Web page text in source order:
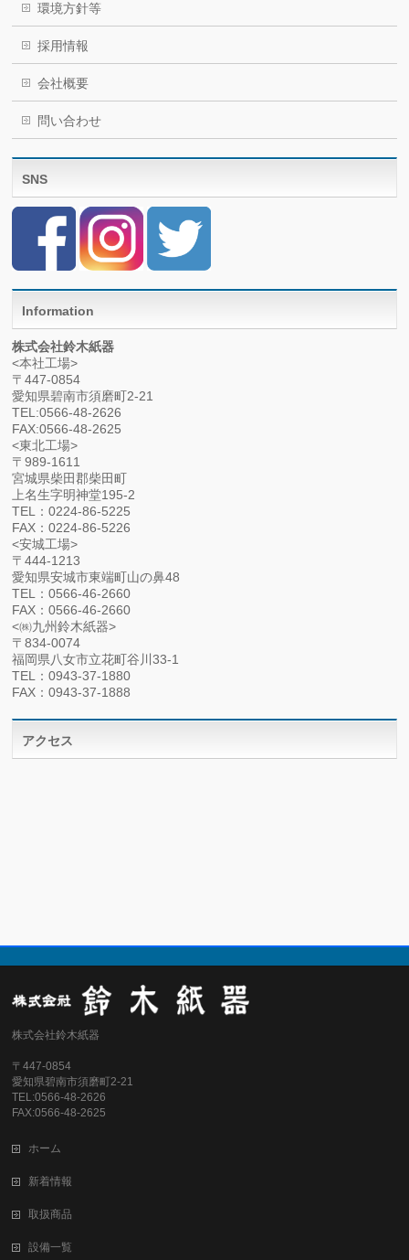
環境方針等
採用情報
会社概要
問い合わせ
SNS
Information
株式会社鈴木紙器
<本社工場>
〒447-0854
愛知県碧南市須磨町2-21
TEL:0566-48-2626
FAX:0566-48-2625
<東北工場>
〒989-1611
宮城県柴田郡柴田町
上名生字明神堂195-2
TEL：0224-86-5225
FAX：0224-86-5226
<安城工場>
〒444-1213
愛知県安城市東端町山の鼻48
TEL：0566-46-2660
FAX：0566-46-2660
<㈱九州鈴木紙器>
〒834-0074
福岡県八女市立花町谷川33-1
TEL：0943-37-1880
FAX：0943-37-1888
アクセス
株式会社鈴木紙器
〒447-0854
愛知県碧南市須磨町2-21
TEL:0566-48-2626
FAX:0566-48-2625
ホーム
新着情報
取扱商品
設備一覧